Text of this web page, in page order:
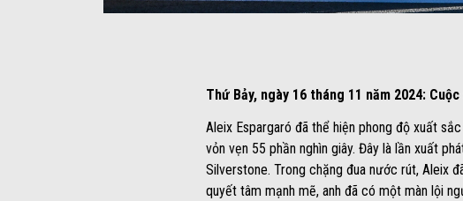
Thứ Bảy, ngày 16 tháng 11 năm 2024:
Aleix Espargaró đã thể hiện phong độ xuất
vỏn vẹn 55 phần nghìn giây. Đây là lần xuất
Silverstone. Trong chặng đua nước rút, Aleix
quyết tâm mạnh mẽ, anh đã có một màn lội